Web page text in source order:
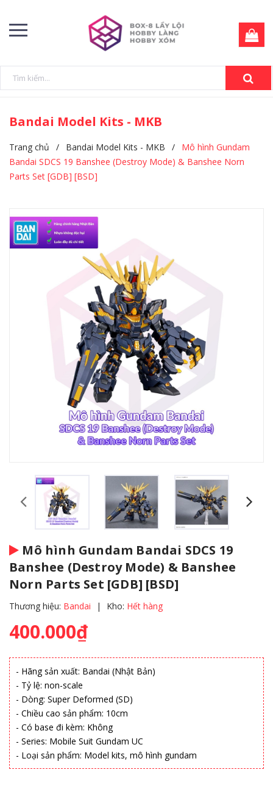
Bandai Model Kits - MKB
Trang chủ / Bandai Model Kits - MKB /
Mô hình Gundam
Bandai SDCS 19 Banshee (Destroy Mode) & Banshee Norn
Parts Set [GDB] [BSD]
Mô hình Gundam Bandai SDCS 19
Banshee (Destroy Mode) & Banshee
Norn Parts Set [GDB] [BSD]
Thương hiệu: Bandai | Kho: Hết hàng
400.000₫
- Hãng sản xuất: Bandai (Nhật Bản)
- Tỷ lệ: non-scale
- Dòng: Super Deformed (SD)
- Chiều cao sản phẩm: 10cm
- Có base đi kèm: Không
- Series: Mobile Suit Gundam UC
- Loại sản phẩm: Model kits, mô hình gundam